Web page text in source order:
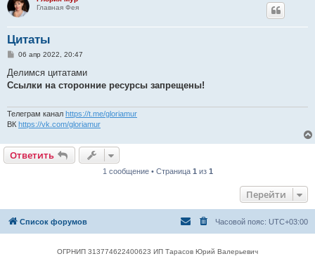
Главная Фея
Цитаты
С
о
щ
и
е
06 апр 2022, 20:47
Делимся цитатами
Ссылки на сторонние ресурсы запрещены!
Телеграм канал https://t.me/gloriamur
ВК https://vk.com/gloriamur
Ответить
1 сообщение • Страница 1 из 1
Перейти
Список форумов Часовой пояс: UTC+03:00
ОГРНИП 313774622400623 ИП Тарасов Юрий Валерьевич